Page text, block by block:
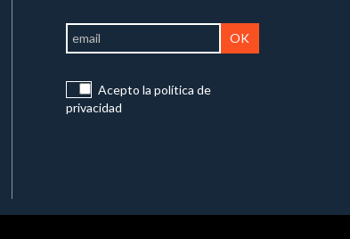
Acepto la política de
privacidad